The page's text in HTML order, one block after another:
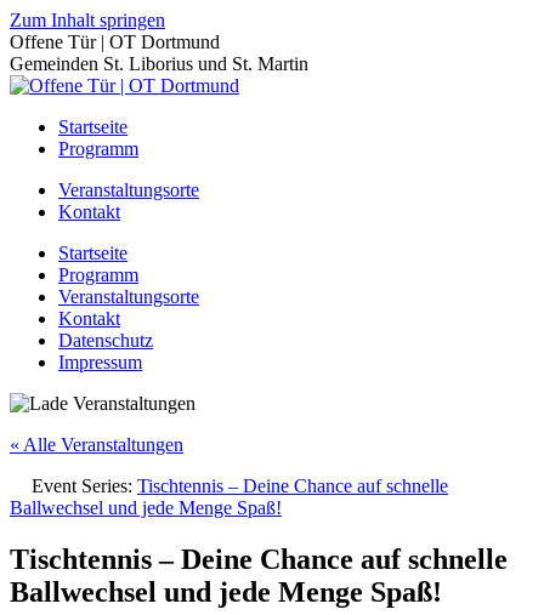
Zum Inhalt springen
Offene Tür | OT Dortmund
Gemeinden St. Liborius und St. Martin
Startseite
Programm
Veranstaltungsorte
Kontakt
Startseite
Programm
Veranstaltungsorte
Kontakt
Datenschutz
Impressum
« Alle Veranstaltungen
Event Series: Tischtennis – Deine Chance auf schnelle
Ballwechsel und jede Menge Spaß!
Tischtennis – Deine Chance auf schnelle
Ballwechsel und jede Menge Spaß!